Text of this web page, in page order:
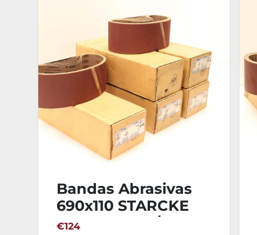
Bandas Abrasivas
690x110 STARCKE
Forma Gr220/180 -
€124